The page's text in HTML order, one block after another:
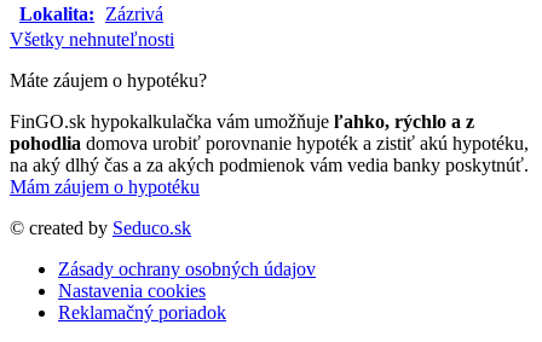
Lokalita:
Zázrivá
Všetky nehnuteľnosti
Máte záujem o hypotéku?
FinGO.sk hypokalkulačka vám umožňuje ľahko, rýchlo a z
pohodlia domova urobiť porovnanie hypoték a zistiť akú hypotéku,
na aký dlhý čas a za akých podmienok vám vedia banky poskytnúť.
Mám záujem o hypotéku
© created by Seduco.sk
Zásady ochrany osobných údajov
Nastavenia cookies
Reklamačný poriadok